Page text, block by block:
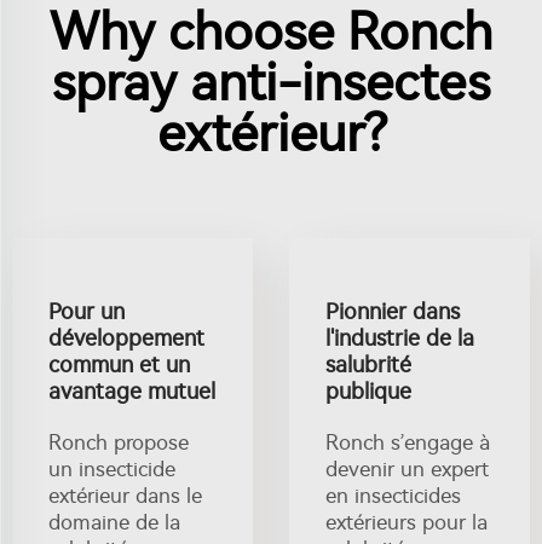
Why choose Ronch
spray anti-insectes
extérieur?
Pour un
développement
commun et un
avantage mutuel
Ronch propose
un insecticide
extérieur dans le
domaine de la
Pionnier dans
l'industrie de la
salubrité
publique
Ronch s’engage à
devenir un expert
en insecticides
extérieurs pour la